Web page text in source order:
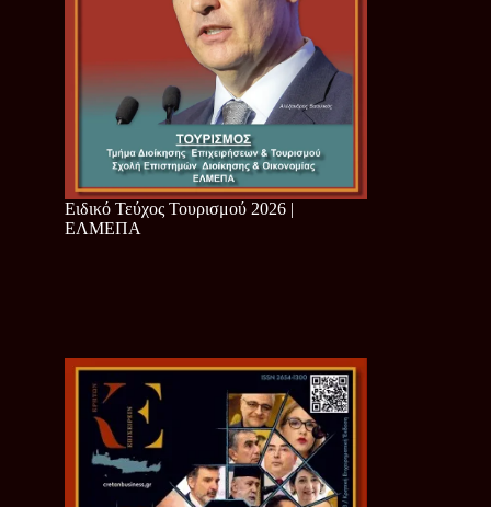
Ειδικό Τεύχος Τουρισμού 2026 |
ΕΛΜΕΠΑ